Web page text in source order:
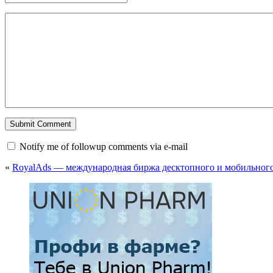
Notify me of followup comments via e-mail
« RoyalAds — международная биржа десктопного и